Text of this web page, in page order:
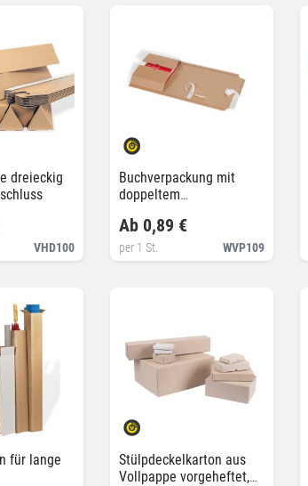
dreieckig
VHD100
Buchverpackung mit
doppeltem
WVP109
Ab 0,89 €
per 1 St.
für lange
Stülpdeckelkarton aus
Vollpappe vorgeheftet,